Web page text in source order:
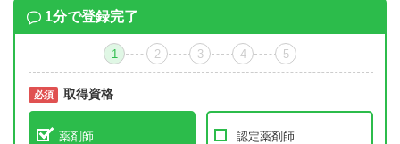
1分で登録完了
1 2 3 4 5
必須 取得資格
薬剤師 認定薬剤師